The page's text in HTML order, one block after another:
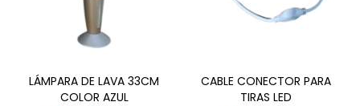
LÁMPARA DE LAVA 33CM
COLOR AZUL
CABLE CONECTOR PARA
TIRAS LED